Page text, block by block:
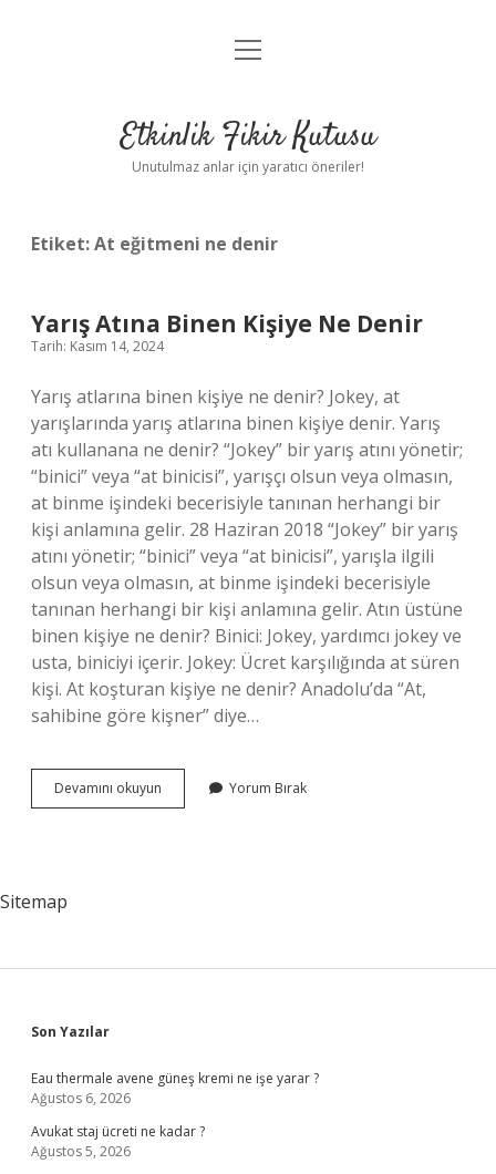
Anasayfa
Yasal Uyarı
menüyü
Etkinlik Fikir Kutusu
Unutulmaz anlar için yaratıcı öneriler!
Etiket:At eğitmeni ne denir
Yarış Atına Binen Kişiye Ne Denir
Tarih: Kasım 14, 2024
Yarış atlarına binen kişiye ne denir? Jokey, at
yarışlarında yarış atlarına binen kişiye denir. Yarış
atı kullanana ne denir? “Jokey” bir yarış atını yönetir;
“binici” veya “at binicisi”, yarışçı olsun veya olmasın,
at binme işindeki becerisiyle tanınan herhangi bir
kişi anlamına gelir. 28 Haziran 2018 “Jokey” bir yarış
atını yönetir; “binici” veya “at binicisi”, yarışla ilgili
olsun veya olmasın, at binme işindeki becerisiyle
tanınan herhangi bir kişi anlamına gelir. Atın üstüne
binen kişiye ne denir? Binici: Jokey, yardımcı jokey ve
usta, biniciyi içerir. Jokey: Ücret karşılığında at süren
kişi. At koşturan kişiye ne denir? Anadolu’da “At,
sahibine göre kişner” diye…
Devamını okuyun
Atına
Yorum Bırak
Sitemap
Sidebar
Son Yazılar
Eau thermale avene güneş kremi ne işe yarar ?
Ağustos 6, 2026
Avukat staj ücreti ne kadar ?
Ağustos 5, 2026